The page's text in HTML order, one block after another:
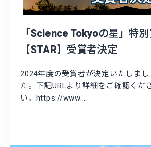
「Science Tokyoの星」特
【STAR】受賞者決定
2024年度の受賞者が決定いたしまし
た。下記URLより詳細をご確認くだ
い。https://www.…